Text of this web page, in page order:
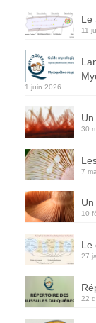
Le
11
1 juin 2026
30
7
10
Le
27
22